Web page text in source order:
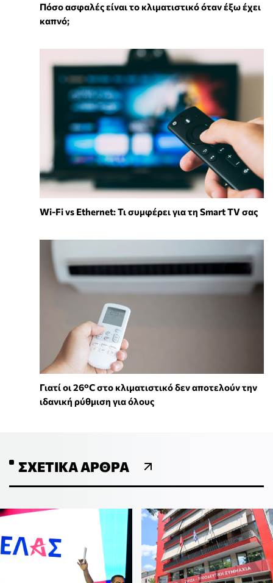
Πόσο ασφαλές είναι το κλιματιστικό όταν έξω έχει
καπνό;
Wi-Fi vs Ethernet: Τι συμφέρει για τη Smart TV σας
Γιατί οι 26°C στο κλιματιστικό δεν αποτελούν την
ιδανική ρύθμιση για όλους
ΣΧΕΤΙΚΆ ΆΡΘΡΑ